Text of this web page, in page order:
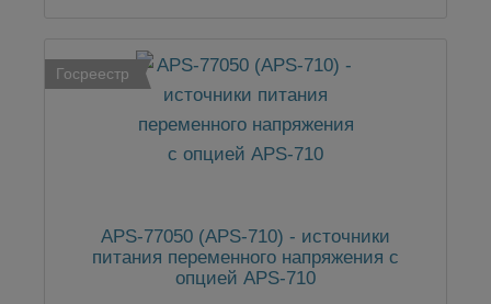
Госреестр
APS-77050 (APS-710) - источники
питания переменного напряжения с
опцией APS-710